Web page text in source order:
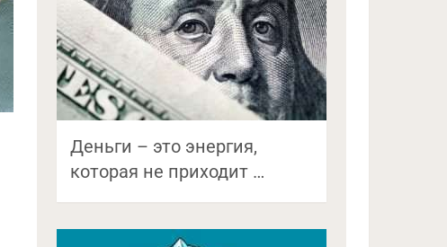
Деньги – это энергия,
которая не приходит …